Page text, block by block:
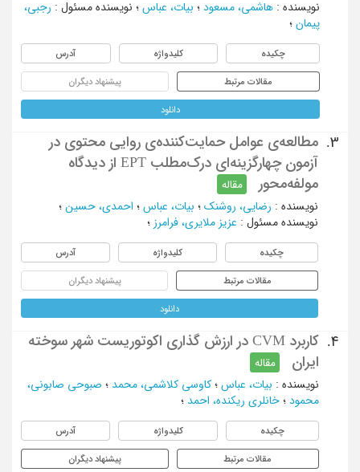
نویسنده : هاشمی، مسعود ؛ بیات، عباس ؛ نویسنده مسئول : رجبی،
پیمان ؛
چکیده کلیدواژه آدرس
مقالات مرتبط پیشنهاد دیگران
دانلود
3.
مطالعه‌ی عوامل حمایت‌کننده‌ی روایی محتوی در
آزمون چهار‌گزینه‌ای درک‌مطلب EPT از دیدگاه
مولفه‌محور
مقاله
نویسنده : رضایی، روشنک ؛ بیات، عباس ؛ احمدی، حسین ؛
نویسنده مسئول : عزیز ملایری، فرامرز ؛
چکیده کلیدواژه آدرس
مقالات مرتبط پیشنهاد دیگران
دانلود
4.
کاربرد CVM در ارزش گذاری اکوتوریست شهر سوخته
ایران
مقاله
نویسنده : بیات، عباس ؛ کاوسی کلاشمی، محمد ؛ صبوحی صابونی،
محمود ؛ خانلری ریکنده، احمد ؛
چکیده کلیدواژه آدرس
مقالات مرتبط پیشنهاد دیگران